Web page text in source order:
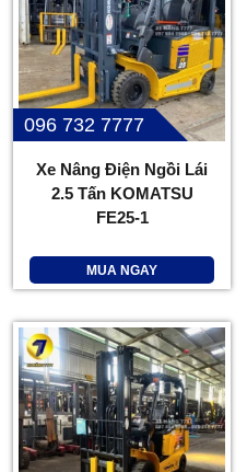
096 732 7777
Xe Nâng Điện Ngồi Lái
2.5 Tấn KOMATSU
FE25-1
MUA NGAY